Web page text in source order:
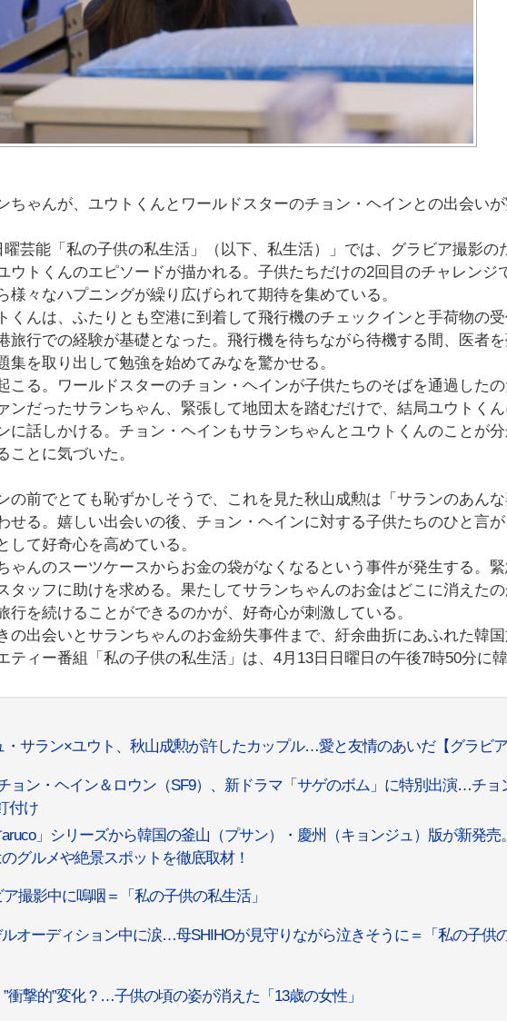
ちゃんが、ユウトくんとワールドスターのチョン・ヘインとの出会い
芸能「私の子供の私生活」（以下、私生活）」では、グラビア撮影の
ウトくんのエピソードが描かれる。子供たちだけの2回目のチャレンジ
々なハプニングが繰り広げられて期待を集めている。
くんは、ふたりとも空港に到着して飛行機のチェックインと手荷物の
旅行での経験が基礎となった。飛行機を待ちながら待機する間、医者
集を取り出して勉強を始めてみなを驚かせる。
こる。ワールドスターのチョン・ヘインが子供たちのそばを通過した
ンだったサランちゃん、緊張して地団太を踏むだけで、結局ユウトく
に話しかける。チョン・ヘインもサランちゃんとユウトくんのことが
ことに気づいた。
の前でとても恥ずかしそうで、これを見た秋山成勲は「サランのあん
せる。嬉しい出会いの後、チョン・ヘインに対する子供たちのひと言
して好奇心を高めている。
ゃんのスーツケースからお金の袋がなくなるという事件が発生する。
タッフに助けを求める。果たしてサランちゃんのお金はどこに消えた
行を続けることができるのかが、好奇心が刺激している。
の出会いとサランちゃんのお金紛失事件まで、紆余曲折にあふれた韓
ティー番組「私の子供の私生活」は、4月13日日曜日の午後7時50分に
・サラン×ユウト、秋山成勲が許したカップル…愛と友情のあいだ【グラビ
ョン・ヘイン＆ロウン（SF9）、新ドラマ「サゲのボム」に特別出演…チョ
付け
aruco」シリーズから韓国の釜山（プサン）・慶州（キョンジュ）版が新発売
グルメや絶景スポットを徹底取材！
撮影中に嗚咽＝「私の子供の私生活」
オーディション中に涙…母SHIHOが見守りながら泣きそうに＝「私の子供
衝撃的”変化？…子供の頃の姿が消えた「13歳の女性」